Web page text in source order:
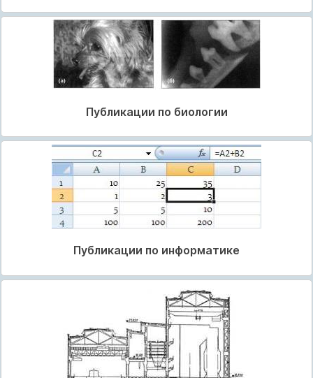
Публикации по биологии
Публикации по информатике